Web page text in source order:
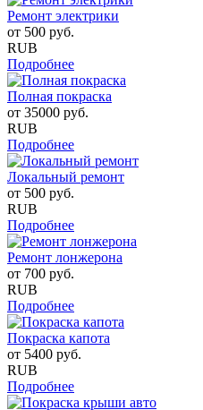
Ремонт электрики
от 500 руб.
RUB
Подробнее
Полная покраска
от 35000 руб.
RUB
Подробнее
Локальный ремонт
от 500 руб.
RUB
Подробнее
Ремонт лонжерона
от 700 руб.
RUB
Подробнее
Покраска капота
от 5400 руб.
RUB
Подробнее